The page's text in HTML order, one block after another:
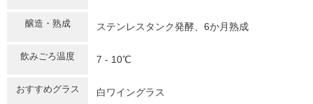
醸造・熟成 ステンレスタンク発酵、6か月熟成
飲みごろ温度 7 - 10℃
おすすめグラス 白ワイングラス